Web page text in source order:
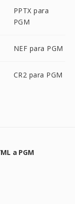
PPTX para
PGM
NEF para PGM
CR2 para PGM
a PGM